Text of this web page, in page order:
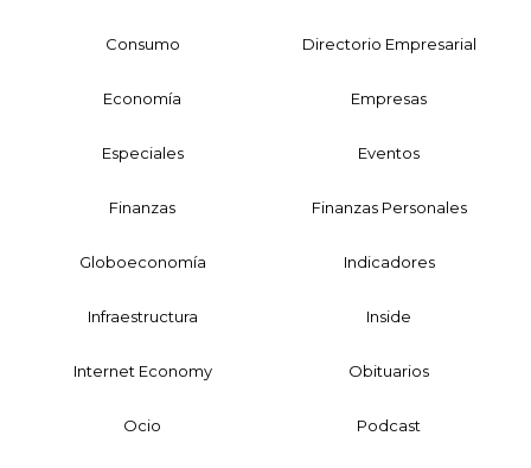
Consumo Directorio Empresarial
Economía Empresas
Especiales Eventos
Finanzas Finanzas Personales
Globoeconomía Indicadores
Infraestructura Inside
Internet Economy Obituarios
Ocio Podcast